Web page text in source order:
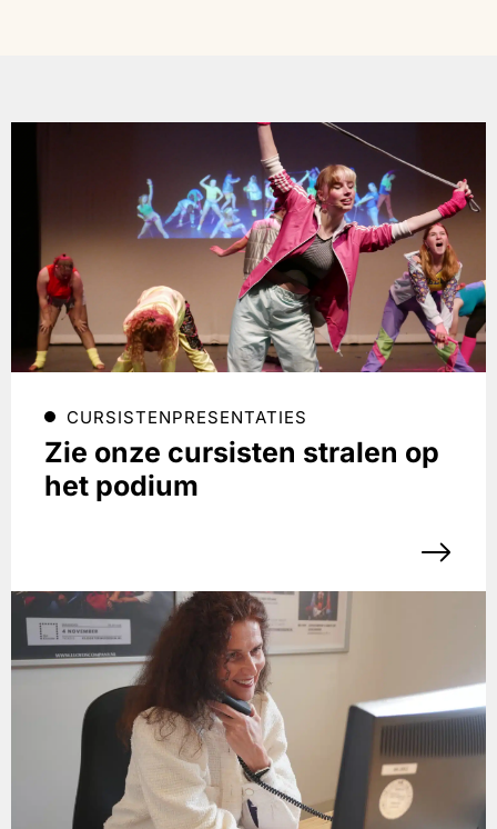
CURSISTENPRESENTATIES
Zie onze cursisten stralen op
het podium